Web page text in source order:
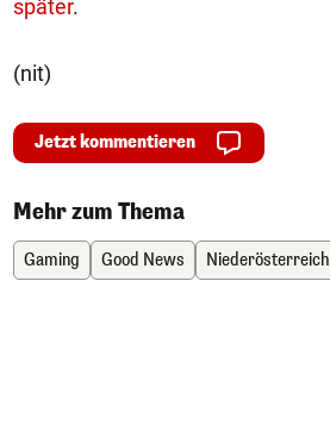
später.
(nit)
Jetzt kommentieren
Mehr zum Thema
Gaming Good News Niederösterreich